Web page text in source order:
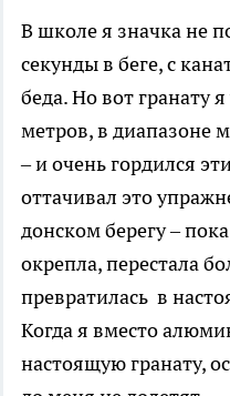
В школе я значка не
секунды в беге, с
беда. Но вот гранату
метров, в диапазоне
– и очень гордился
оттачивал это
донском берегу –
окрепла, перестала
превратилась в
Когда я вместо
настоящую гранату,